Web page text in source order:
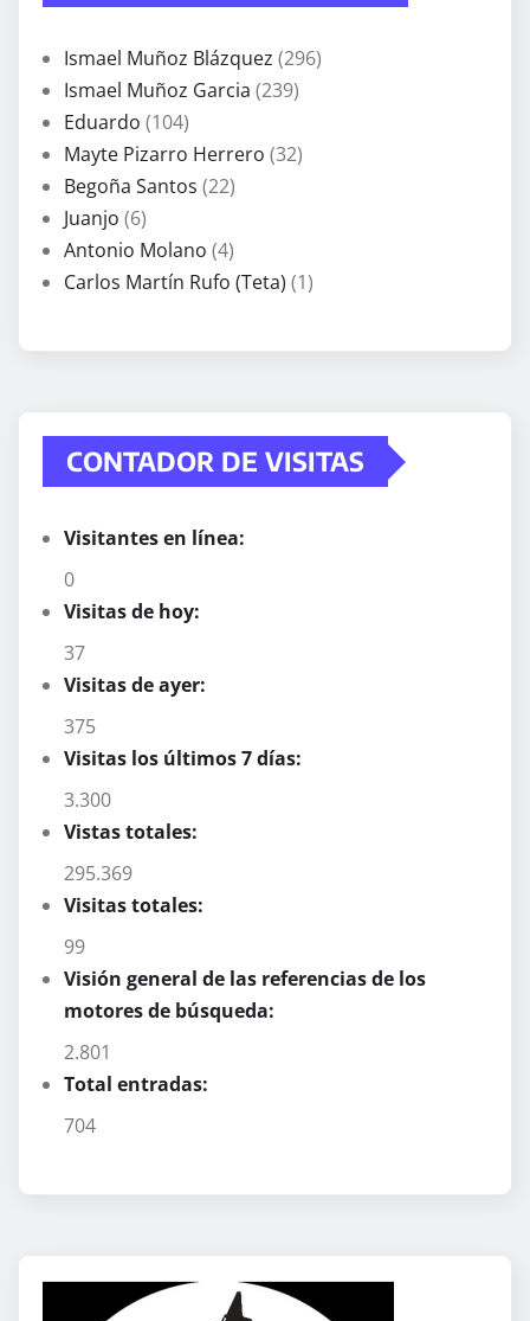
Ismael Muñoz Blázquez (296)
Ismael Muñoz Garcia (239)
Eduardo (104)
Mayte Pizarro Herrero (32)
Begoña Santos (22)
Juanjo (6)
Antonio Molano (4)
Carlos Martín Rufo (Teta) (1)
CONTADOR DE VISITAS
Visitantes en línea:
0
Visitas de hoy:
37
Visitas de ayer:
375
Visitas los últimos 7 días:
3.300
Vistas totales:
295.369
Visitas totales:
99
Visión general de las referencias de los
motores de búsqueda:
2.801
Total entradas:
704